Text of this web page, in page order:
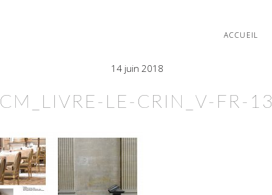
ACCUEIL
14 juin 2018
CM_LIVRE-LE-CRIN_V-FR-13